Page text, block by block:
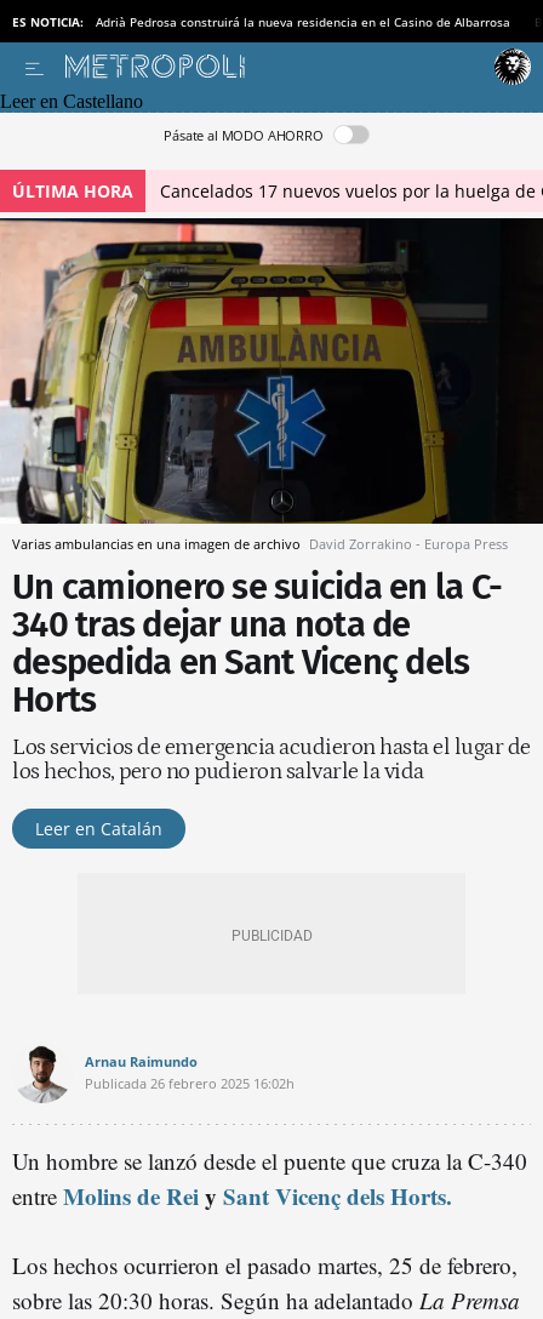
ES NOTICIA: Adrià Pedrosa construirá la nueva residencia en el Casino de Albarrosa
Leer en Castellano
Pásate al MODO AHORRO
ÚLTIMA HORA Cancelados 17 nuevos vuelos por la huelga
Varias ambulancias en una imagen de archivo David Zorrakino - Europa Press
Un camionero se suicida en la C-
340 tras dejar una nota de
despedida en Sant Vicenç dels
Horts
Los servicios de emergencia acudieron hasta el lugar de
los hechos, pero no pudieron salvarle la vida
Leer en Catalán
Arnau Raimundo
Publicada 26 febrero 2025 16:02h
Un hombre se lanzó desde el puente que cruza la C-340
entre Molins de Reiy Sant Vicenç dels Horts.
Los hechos ocurrieron el pasado martes, 25 de febrero,
sobre las 20:30 horas. Según ha adelantado La Premsa